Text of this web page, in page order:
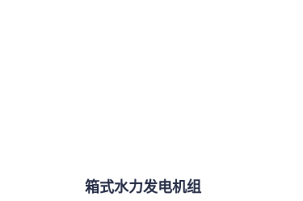
箱式水力发电机组